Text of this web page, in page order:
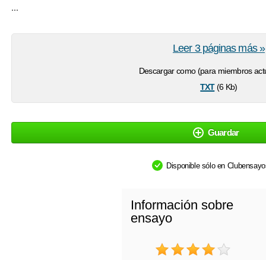
...
Descargar como (para miembros
txt(6 Kb)
Leer 3 páginas más »
Guardar
Disponible sólo en
Información sobre
ensayo